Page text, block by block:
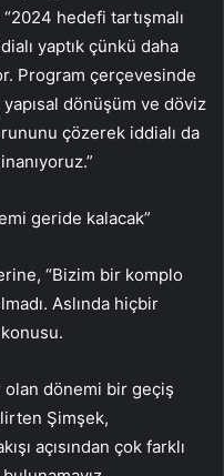
hedefi tartışmalı
yaptık çünkü daha
Program çerçevesinde
dönüşüm ve döviz
çözerek iddialı da
geride kalacak”
“Bizim bir komplo
Aslında hiçbir
konusu.
olan dönemi bir geçiş
Şimşek,
açısından çok farklı